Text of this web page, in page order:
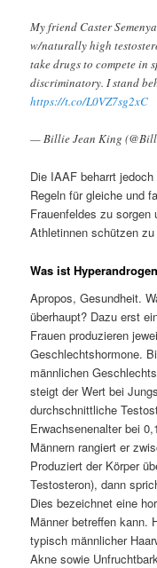
My friend Caster
w/naturally high
take drugs to compete in
discriminatory. I stand
https://t.co/L0VZ7sg2xC
— Billie Jean King
Die IAAF beharrt
Regeln für gleiche und
Frauenfeldes zu sorgen
Athletinnen schützen zu
Was ist
Apropos, Gesundheit.
überhaupt? Dazu erst
Frauen produzieren
Geschlechtshormone.
männlichen
steigt der Wert bei
durchschnittliche
Erwachsenenalter bei
Männern rangiert er
Produziert der Körper
Testosteron), dann
Dies bezeichnet eine
Männer betreffen kann.
typisch männlicher
Akne sowie